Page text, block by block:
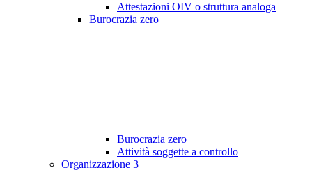
Attestazioni OIV o struttura analoga
Burocrazia zero
Burocrazia zero
Attività soggette a controllo
Organizzazione 3